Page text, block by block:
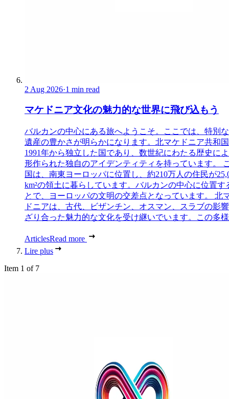
2 Aug 2026·1 min read
マケドニア文化の魅力的な世界に飛び込もう
バルカンの中心にある旅へようこそ。ここでは、特別
遺産の豊かさが明らかになります。北マケドニア共和
1991年から独立した国であり、数世紀にわたる歴史に
形作られた独自のアイデンティティを持っています。
国は、南東ヨーロッパに位置し、約210万人の住民が
km²の領土に暮らしています。バルカンの中心に位置す
とで、ヨーロッパの文明の交差点となっています。 北
ドニアは、古代、ビザンチン、オスマン、スラブの影
ざり合った魅力的な文化を受け継いでいます。この多
ArticlesRead more
Lire plus
Item 1 of 7